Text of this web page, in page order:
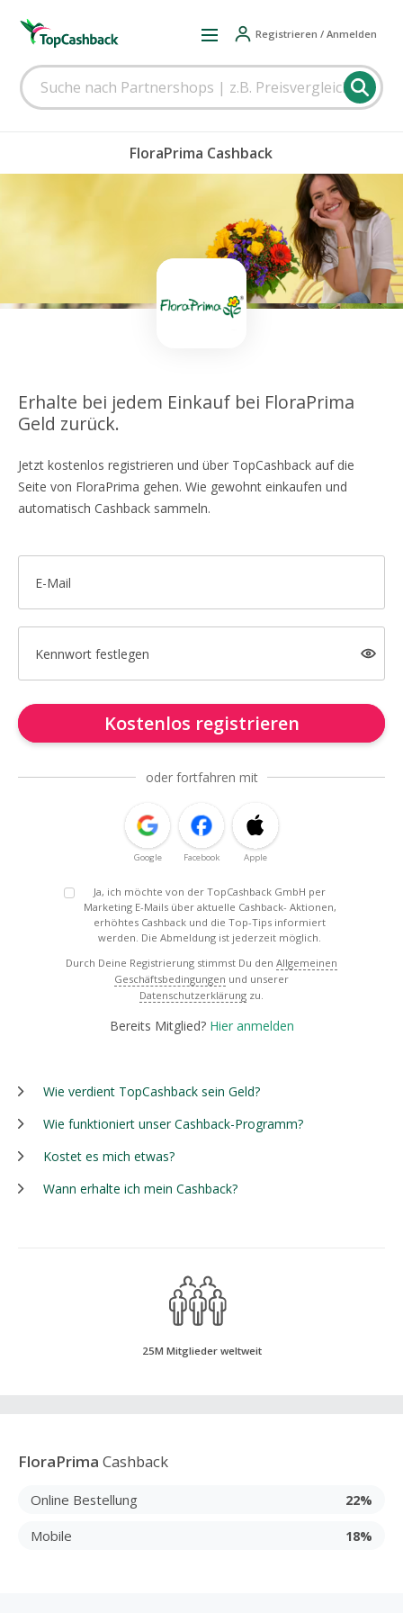
Registrieren / Anmelden
FloraPrima Cashback
Erhalte bei jedem Einkauf bei FloraPrima
Geld zurück.
Jetzt kostenlos registrieren und über TopCashback auf die
Seite von FloraPrima gehen. Wie gewohnt einkaufen und
automatisch Cashback sammeln.
E-Mail
Kennwort festlegen
Kostenlos registrieren
oder fortfahren mit
Google Facebook Apple
Ja, ich möchte von der TopCashback GmbH per
Marketing E-Mails über aktuelle Cashback- Aktionen,
erhöhtes Cashback und die Top-Tips informiert
werden. Die Abmeldung ist jederzeit möglich.
Durch Deine Registrierung stimmst Du den Allgemeinen
Geschäftsbedingungen und unserer
Datenschutzerklärung zu.
Bereits Mitglied? Hier anmelden
Wie verdient TopCashback sein Geld?
Wie funktioniert unser Cashback-Programm?
Kostet es mich etwas?
Wann erhalte ich mein Cashback?
25M Mitglieder weltweit
FloraPrima Cashback
Online Bestellung 22%
Mobile 18%